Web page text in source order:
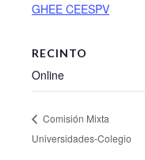
GHEE CEESPV
RECINTO
Online
Comisión Mixta
Universidades-Colegio